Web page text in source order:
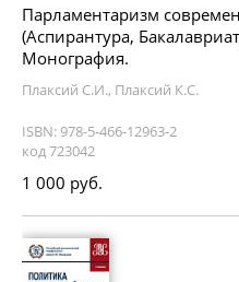
Парламентаризм
(Аспирантура,
Монография.
Плаксий С.И., Плаксий К.С.
ISBN: 978-5-466-12963-2
код 723042
1 000 руб.